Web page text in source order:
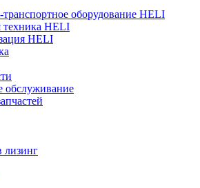
оборудование HELI
техника HELI
HELI
обслуживание
лизинг